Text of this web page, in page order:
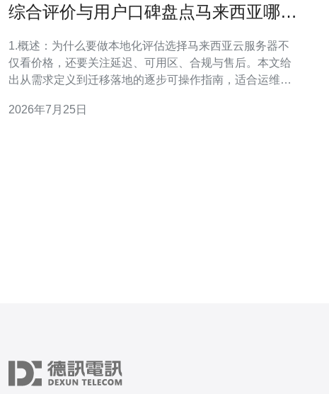
综合评价与用户口碑盘点马来西亚哪个
1.概述：为什么要做本地化评估选择马来西亚云服务器不
仅看价格，还要关注延迟、可用区、合规与售后。本文给
出从需求定义到迁移落地的逐步可操作指南，适合运维工
（清单化）列出①延迟容忍度（ms），②带宽峰值
2026年7月25日